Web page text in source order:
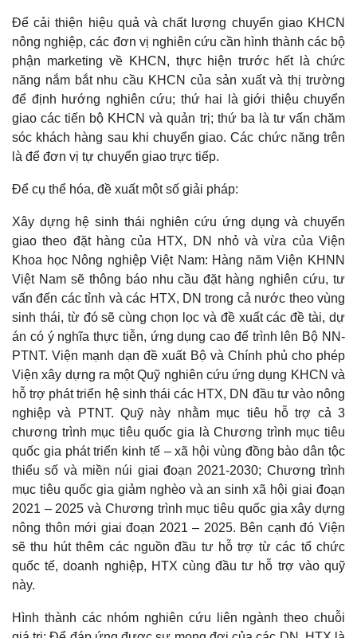
Để cải thiện hiệu quả và chất lượng chuyển giao KHCN
nông nghiệp, các đơn vị nghiên cứu cần hình thành các bộ
phận marketing về KHCN, thực hiện trước hết là chức
năng nắm bắt nhu cầu KHCN của sản xuất và thị trường
để định hướng nghiên cứu; thứ hai là giới thiệu chuyển
giao các tiến bộ KHCN và quản trị; thứ ba là tư vấn chăm
sóc khách hàng sau khi chuyển giao. Các chức năng trên
là để đơn vị tự chuyển giao trực tiếp.
Để cụ thể hóa, đề xuất một số giải pháp:
Xây dựng hệ sinh thái nghiên cứu ứng dụng và chuyển
giao theo đặt hàng của HTX, DN nhỏ và vừa của Viện
Khoa học Nông nghiệp Việt Nam: Hàng năm Viện KHNN
Việt Nam sẽ thông báo nhu cầu đặt hàng nghiên cứu, tư
vấn đến các tỉnh và các HTX, DN trong cả nước theo vùng
sinh thái, từ đó sẽ cùng chọn lọc và đề xuất các đề tài, dự
án có ý nghĩa thực tiễn, ứng dụng cao để trình lên Bộ NN-
PTNT. Viện mạnh dạn đề xuất Bộ và Chính phủ cho phép
Viện xây dựng ra một Quỹ nghiên cứu ứng dụng KHCN và
hỗ trợ phát triển hệ sinh thái các HTX, DN đầu tư vào nông
nghiệp và PTNT. Quỹ này nhằm mục tiêu hỗ trợ cả 3
chương trình mục tiêu quốc gia là Chương trình mục tiêu
quốc gia phát triển kinh tế – xã hội vùng đồng bào dân tộc
thiểu số và miền núi giai đoạn 2021-2030; Chương trình
mục tiêu quốc gia giảm nghèo và an sinh xã hội giai đoạn
2021 – 2025 và Chương trình mục tiêu quốc gia xây dựng
nông thôn mới giai đoạn 2021 – 2025. Bên cạnh đó Viện
sẽ thu hút thêm các nguồn đầu tư hỗ trợ từ các tổ chức
quốc tế, doanh nghiệp, HTX cùng đầu tư hỗ trợ vào quỹ
này.
Hình thành các nhóm nghiên cứu liên ngành theo chuỗi